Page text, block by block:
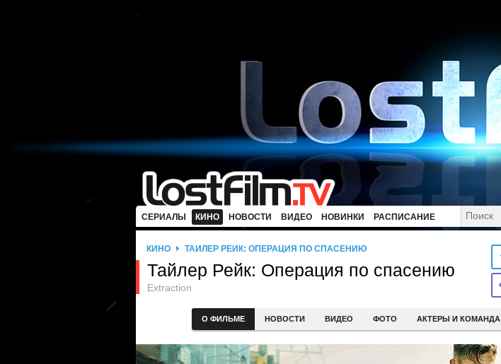
СЕРИАЛЫ КИНО НОВОСТИ ВИДЕО НОВИНКИ РАСПИСАНИЕ
КИНО ТАЙЛЕР РЕЙК: ОПЕРАЦИЯ ПО СПАСЕНИЮ
Тайлер Рейк: Операция по спасению
Extraction
О ФИЛЬМЕ НОВОСТИ ВИДЕО ФОТО АКТЕРЫ И КОМАНДА